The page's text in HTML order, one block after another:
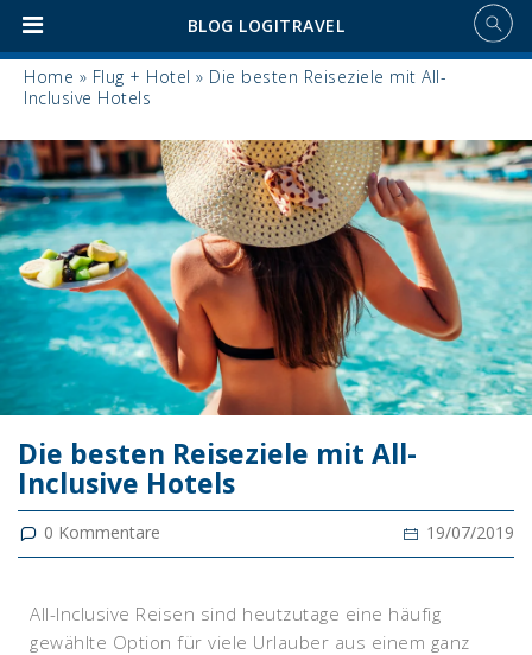
BLOG LOGITRAVEL
Home » Flug + Hotel » Die besten Reiseziele mit All-
Inclusive Hotels
Die besten Reiseziele mit All-
Inclusive Hotels
0 Kommentare 19/07/2019
All-Inclusive Reisen sind heutzutage eine häufig
gewählte Option für viele Urlauber aus einem ganz